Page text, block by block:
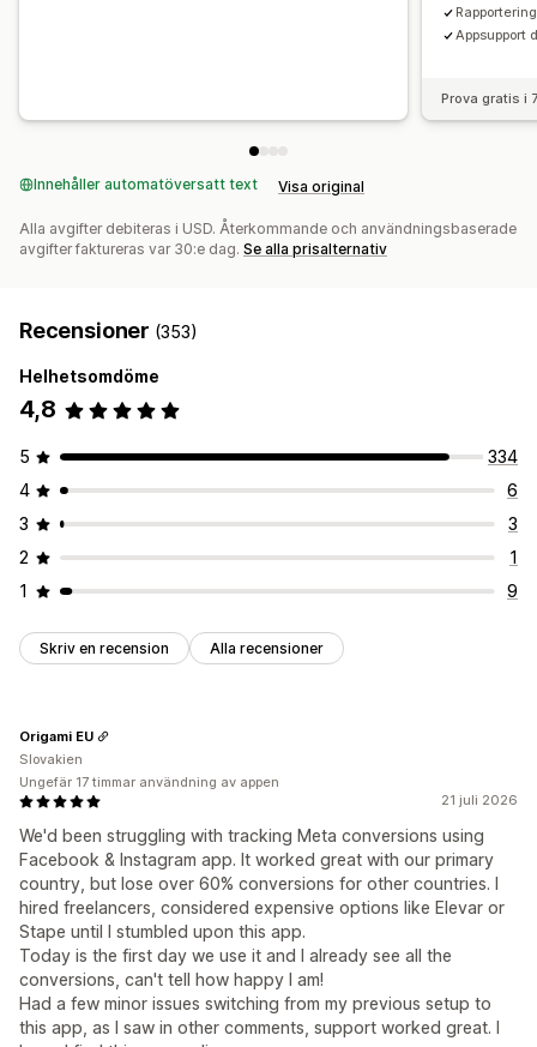
Appsupport
Prova gratis i
Innehåller automatöversatt text Visa original
Alla avgifter debiteras i USD. Återkommande och användningsbaserade
avgifter faktureras var 30:e dag. Se alla prisalternativ
Recensioner (353)
Helhetsomdöme
4,8
5
334
4
6
3
3
2
1
1
9
Skriv en recension Alla recensioner
21 juli 2026
We'd been struggling with tracking Meta conversions using
Facebook & Instagram app. It worked great with our primary
country, but lose over 60% conversions for other countries. I
hired freelancers, considered expensive options like Elevar or
Stape until I stumbled upon this app.
Today is the first day we use it and I already see all the
conversions, can't tell how happy I am!
Had a few minor issues switching from my previous setup to
this app, as I saw in other comments, support worked great. I
Origami EU
Slovakien
Ungefär 17 timmar användning av appen